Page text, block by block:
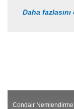
Daha
Condair Nemlendirme